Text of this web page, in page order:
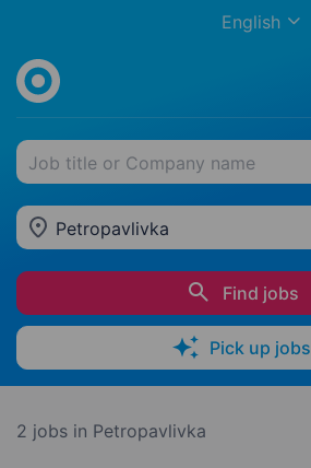
English
Job title or Company name
Petropavlivka
Find jobs
Pick up jobs
2 jobs in Petropavlivka